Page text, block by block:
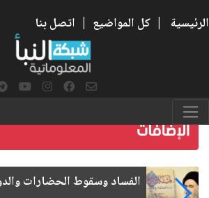
الرئيسية | كل المواضيع | اتصل بنا
رواتب الموظفين على صفيح